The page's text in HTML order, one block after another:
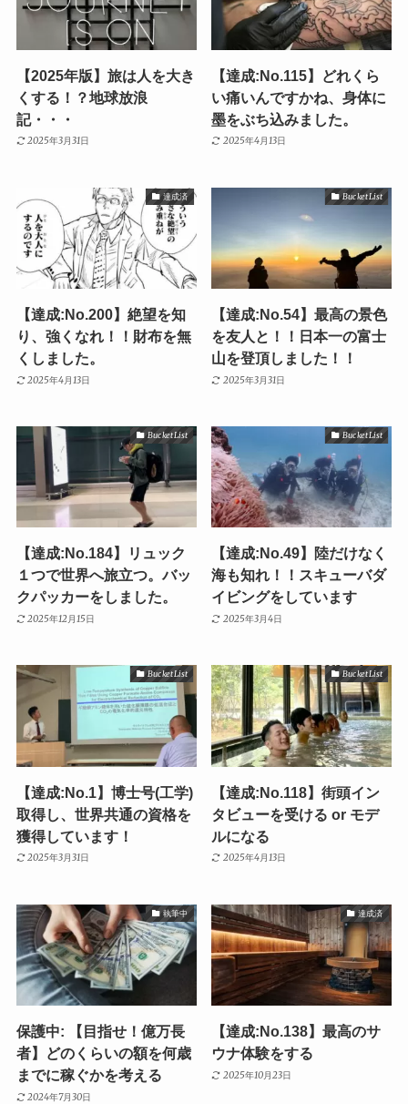
【2025年版】旅は人を大き
くする！？地球放浪
記・・・
2025年3月31日
【達成:No.115】どれくら
い痛いんですかね、身体に
墨をぶち込みました。
2025年4月13日
達成済
【達成:No.200】絶望を知
り、強くなれ！！財布を無
くしました。
2025年4月13日
Bucket List
【達成:No.54】最高の景色
を友人と！！日本一の富士
山を登頂しました！！
2025年3月31日
Bucket List
【達成:No.184】リュック
１つで世界へ旅立つ。バッ
クパッカーをしました。
2025年12月15日
Bucket List
【達成:No.49】陸だけなく
海も知れ！！スキューバダ
イビングをしています
2025年3月4日
Bucket List
【達成:No.1】博士号(工学)
取得し、世界共通の資格を
獲得しています！
2025年3月31日
Bucket List
【達成:No.118】街頭イン
タビューを受ける or モデ
ルになる
2025年4月13日
執筆中
保護中: 【目指せ！億万長
者】どのくらいの額を何歳
までに稼ぐかを考える
2024年7月30日
達成済
【達成:No.138】最高のサ
ウナ体験をする
2025年10月23日